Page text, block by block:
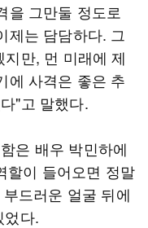
을 그만둘 정도로
제는 담담하다. 그
만, 먼 미래에 제
에 사격은 좋은 추
"고 말했다.
은 배우 박민하에
할이 들어오면 정말
드러운 얼굴 뒤에
었다.